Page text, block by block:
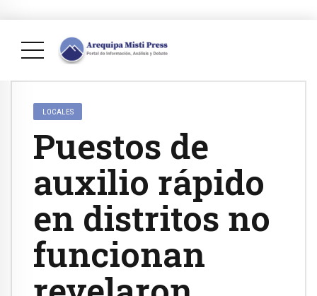
LOCALES
Puestos de
auxilio rápido
en distritos no
funcionan